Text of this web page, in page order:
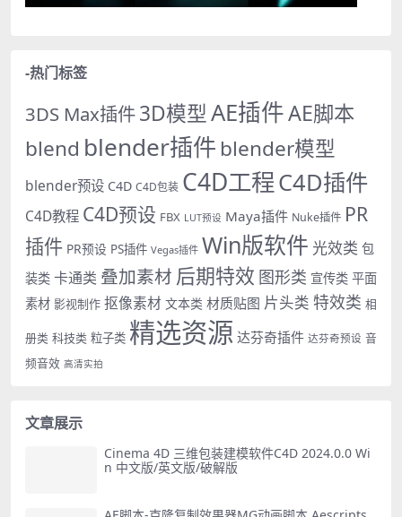
-热门标签
3DS Max插件3D模型AE插件AE脚本
blend blender插件 blender模型
blender预设 C4D C4D包装 C4D工程C4D插件
C4D教程 C4D预设 FBX LUT预设 Maya插件 Nuke插件 PR
插件 PR预设 PS插件 Vegas插件 Win版软件 光效类 包
装类 卡通类 叠加素材 后期特效 图形类 宣传类 平面
素材 影视制作 抠像素材 文本类 材质贴图 片头类 特效类 相
册类 科技类 粒子类 精选资源 达芬奇插件 达芬奇预设 音
频音效 高清实拍
文章展示
Cinema 4D 三维包装建模软件C4D 2024.0.0 Wi
n 中文版/英文版/破解版